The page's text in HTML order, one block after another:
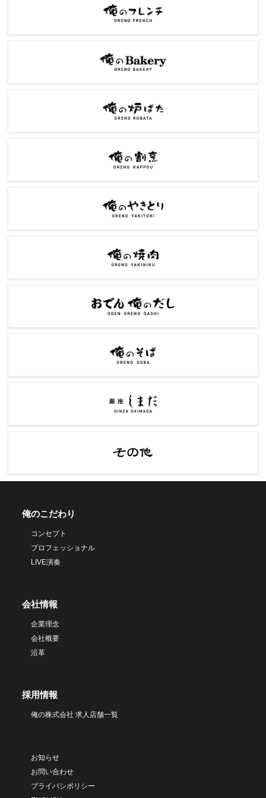
俺のこだわり
コンセプト
プロフェッショナル
LIVE演奏
会社情報
企業理念
会社概要
沿革
採用情報
俺の株式会社 求人店舗一覧
お知らせ
お問い合わせ
プライバシポリシー